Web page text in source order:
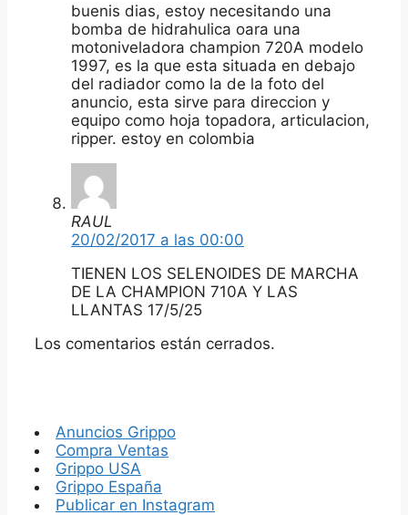
buenis dias, estoy necesitando una
bomba de hidrahulica oara una
motoniveladora champion 720A modelo
1997, es la que esta situada en debajo
del radiador como la de la foto del
anuncio, esta sirve para direccion y
equipo como hoja topadora, articulacion,
ripper. estoy en colombia
RAUL
20/02/2017 a las 00:00
TIENEN LOS SELENOIDES DE MARCHA
DE LA CHAMPION 710A Y LAS
LLANTAS 17/5/25
Los comentarios están cerrados.
Anuncios Grippo
Compra Ventas
Grippo USA
Grippo España
Publicar en Instagram